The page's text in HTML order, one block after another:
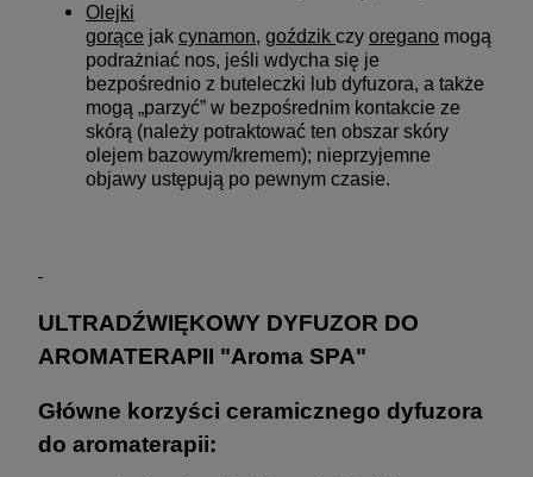
Olejki
gorące jak cynamon, goździk czy oregano mogą
podrażniać nos, jeśli wdycha się je
bezpośrednio z buteleczki lub dyfuzora, a także
mogą „parzyć” w bezpośrednim kontakcie ze
skórą (należy potraktować ten obszar skóry
olejem bazowym/kremem); nieprzyjemne
objawy ustępują po pewnym czasie.
ULTRADŹWIĘKOWY DYFUZOR DO
AROMATERAPII "Aroma SPA"
Główne korzyści ceramicznego dyfuzora
do aromaterapii: